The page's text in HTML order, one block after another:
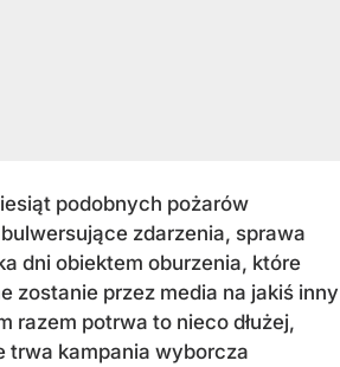
podobnych pożarów
zdarzenia, sprawa
dni obiektem oburzenia, które
zostanie przez media na jakiś inny
razem potrwa to nieco dłużej,
trwa kampania wyborcza